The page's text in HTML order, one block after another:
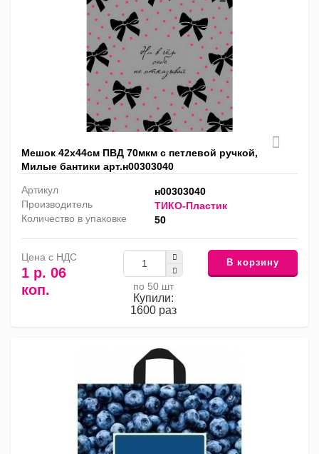
Мешок 42х44см ПВД 70мкм с петлевой ручкой,
Милые бантики арт.н00303040
Артикул
н00303040
Производитель
ТИКО-Пластик
Количество в упаковке
50
Цена с НДС
1 р. 06
коп.
по 50 шт
Купили:
1600 раз
В корзину